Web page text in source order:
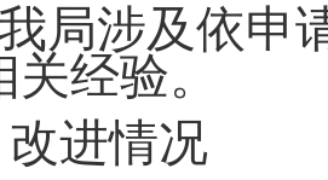
局涉及依申
经验。
改进情况